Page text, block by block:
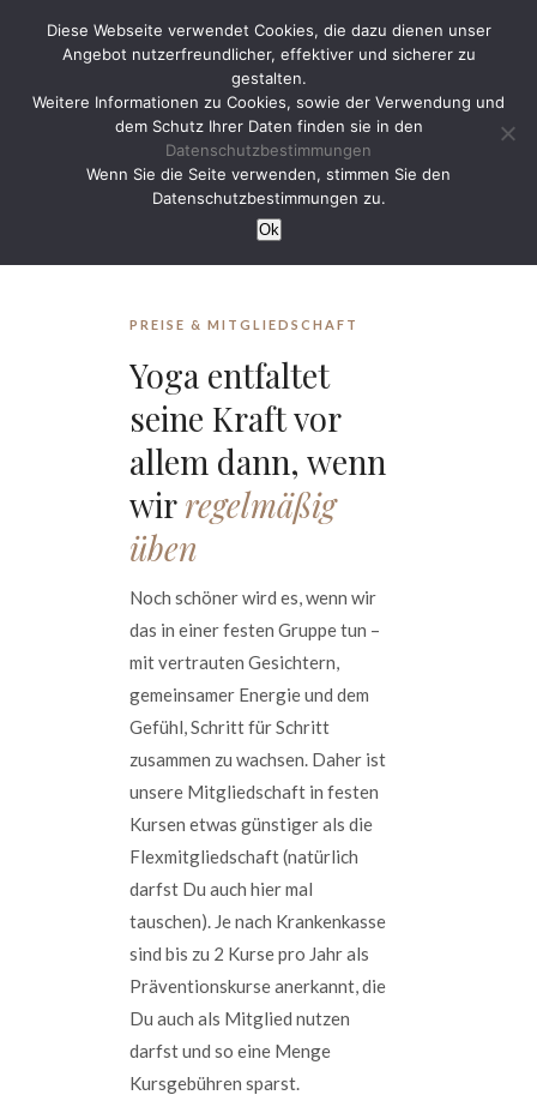
Preise
PREISE & MITGLIEDSCHAFT
Yoga entfaltet
seine Kraft vor
allem dann, wenn
wirregelmäßig
üben
Noch schöner wird es, wenn wir
das in einer festen Gruppe tun –
mit vertrauten Gesichtern,
gemeinsamer Energie und dem
Gefühl, Schritt für Schritt
zusammen zu wachsen. Daher ist
unsere Mitgliedschaft in festen
Kursen etwas günstiger als die
Flexmitgliedschaft (natürlich
darfst Du auch hier mal
tauschen). Je nach Krankenkasse
sind bis zu 2 Kurse pro Jahr als
Präventionskurse anerkannt, die
Du auch als Mitglied nutzen
darfst und so eine Menge
Kursgebühren sparst.
Diese Webseite verwendet Cookies, die dazu dienen unser
Angebot nutzerfreundlicher, effektiver und sicherer zu
gestalten.
Weitere Informationen zu Cookies, sowie der Verwendung und
dem Schutz Ihrer Daten finden sie in den
Datenschutzbestimmungen
Wenn Sie die Seite verwenden, stimmen Sie den
Datenschutzbestimmungen zu.
Ok